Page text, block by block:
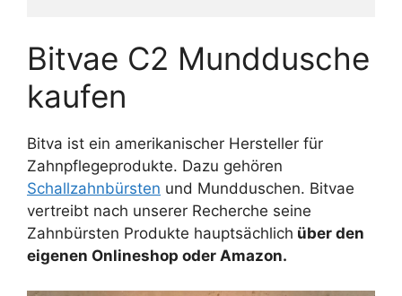
Bitvae C2 Munddusche
kaufen
Bitva ist ein amerikanischer Hersteller für
Zahnpflegeprodukte. Dazu gehören
Schallzahnbürsten und Mundduschen. Bitvae
vertreibt nach unserer Recherche seine
Zahnbürsten Produkte hauptsächlich über den
eigenen Onlineshop oder Amazon.